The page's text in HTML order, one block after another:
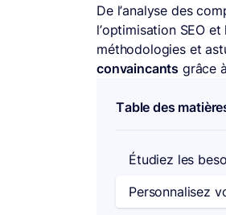
De l’analyse des
l’optimisation SEO et
méthodologies et
convaincants grâce
Table des
Étudiez les
Personnalisez